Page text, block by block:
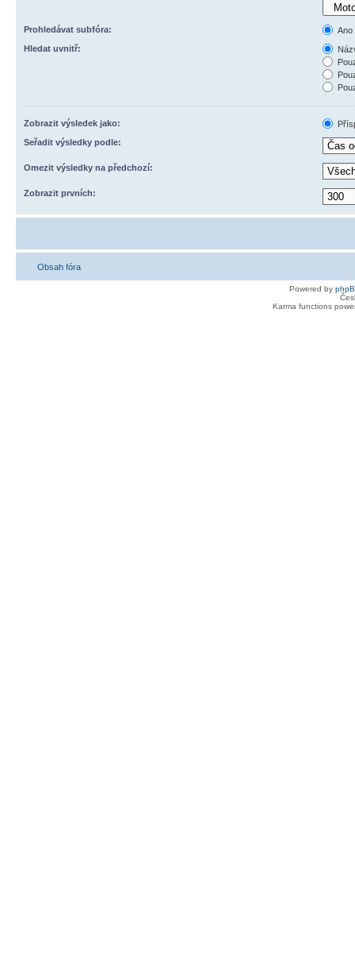
Prohledávat subfóra:
Ano
Hledat uvnitř:
Zobrazit výsledek jako:
Seřadit výsledky podle:
Omezit výsledky na předchozí:
Zobrazit prvních:
Obsah fóra
Powered by
Karma functions